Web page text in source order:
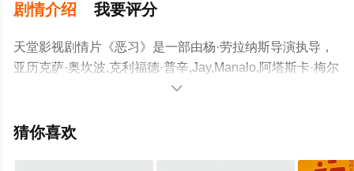
剧情介绍 我要评分
天堂影视剧情片《恶习》是一部由杨·劳拉纳斯导演执导，
亚历克萨·奥坎波,克利福德·普辛,Jay,Manalo,阿塔斯卡·梅尔
卡多,劳尔·莫里特,朱哈拉·阿萨约,MJ,Cayabyab,格温·贾尔
减完整版电影大全就上天堂电影网，更多相关信息可移步

猜你喜欢